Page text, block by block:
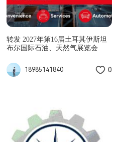
转发 2027年第16届土耳其伊斯坦
布尔国际石油、天然气展览会
18985141840 0